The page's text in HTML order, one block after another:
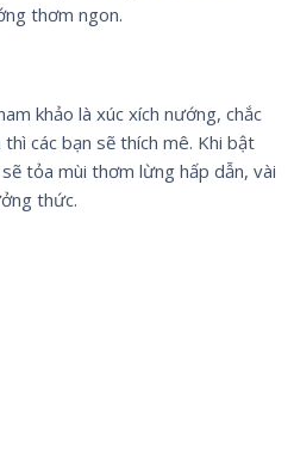
thơm ngon.
khảo là xúc xích nướng, chắc
các bạn sẽ thích mê. Khi bật
tỏa mùi thơm lừng hấp dẫn, vài
thức.